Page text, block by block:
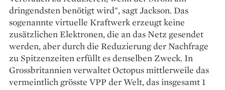
dringendsten benötigt wird", sagt Jackson. Das
sogenannte virtuelle Kraftwerk erzeugt keine
zusätzlichen Elektronen, die an das Netz gesendet
werden, aber durch die Reduzierung der Nachfrage
zu Spitzenzeiten erfüllt es denselben Zweck. In
Grossbritannien verwaltet Octopus mittlerweile das
vermeintlich grösste VPP der Welt, das insgesamt 1